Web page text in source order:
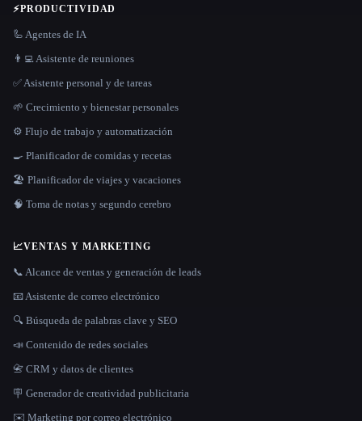
⚡PRODUCTIVIDAD
🦾 Agentes de IA
👨‍💻 Asistente de reuniones
✅ Asistente personal y de tareas
🌱 Crecimiento y bienestar personales
⚙️ Flujo de trabajo y automatización
🍳 Planificador de comidas y recetas
🏖 Planificador de viajes y vacaciones
🧠 Toma de notas y segundo cerebro
📈VENTAS Y MARKETING
📞 Alcance de ventas y generación de leads
📧 Asistente de correo electrónico
🔍 Búsqueda de palabras clave y SEO
📣 Contenido de redes sociales
📇 CRM y datos de clientes
🪧 Generador de creatividad publicitaria
✉️ Marketing por correo electrónico